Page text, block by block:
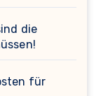
die
für